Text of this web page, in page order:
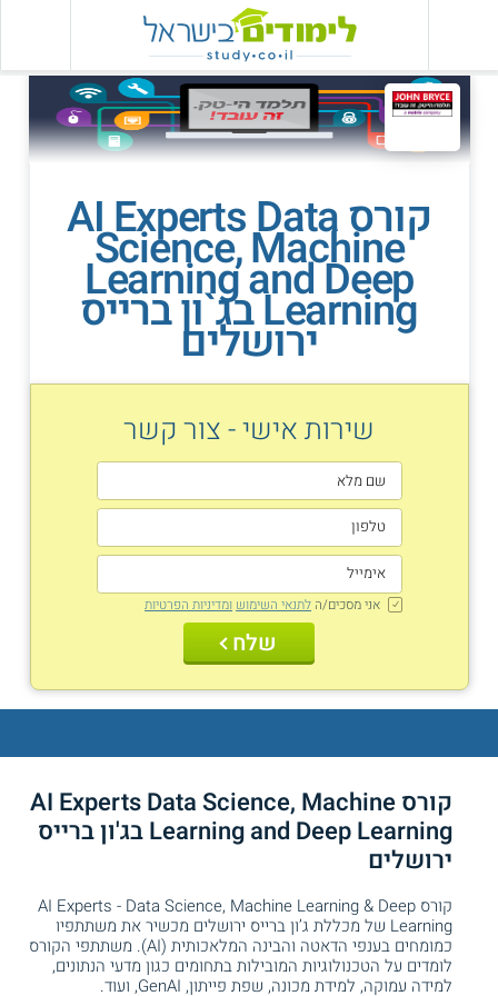
קורס AI Experts Data
Science, Machine
Learning and Deep
Learning בג`ון ברייס
ירושלים
שירות אישי - צור קשר
אני מסכים/ה לתנאי השימוש ומדיניות הפרטיות
שלח
קורס AI Experts Data Science, Machine
Learning and Deep Learning בג'ון ברייס
ירושלים
קורס AI Experts - Data Science, Machine Learning & Deep
Learning של מכללת ג’ון ברייס ירושלים מכשיר את משתתפיו
כמומחים בענפי הדאטה והבינה המלאכותית (AI). משתתפי הקורס
לומדים על הטכנולוגיות המובילות בתחומים כגון מדעי הנתונים,
למידה עמוקה, למידת מכונה, שפת פייתון, GenAI, ועוד.